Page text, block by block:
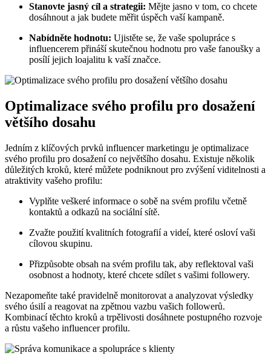
Stanovte jasný cíl a strategii: Mějte jasno v tom, co chcete
dosáhnout a jak budete měřit úspěch vaší kampaně.
Nabídněte hodnotu: Ujistěte se, že vaše spolupráce s
influencerem přináší skutečnou hodnotu pro vaše fanoušky a
posílí jejich loajalitu k vaší značce.
Optimalizace svého profilu pro dosažení
většího dosahu
Jedním z klíčových prvků influencer marketingu je optimalizace
svého profilu pro dosažení co největšího dosahu. Existuje několik
důležitých kroků, které můžete podniknout pro zvýšení viditelnosti a
atraktivity vašeho profilu:
Vyplňte veškeré informace o sobě na svém profilu včetně
kontaktů a odkazů na sociální sítě.
Zvažte použití kvalitních fotografií a videí, které osloví vaši
cílovou skupinu.
Přizpůsobte obsah na svém profilu tak, aby reflektoval vaši
osobnost a hodnoty, které chcete sdílet s vašimi followery.
Nezapomeňte také pravidelně monitorovat a analyzovat výsledky
svého úsilí a reagovat na zpětnou vazbu vašich followerů.
Kombinací těchto kroků a trpělivosti dosáhnete postupného rozvoje
a růstu vašeho influencer profilu.